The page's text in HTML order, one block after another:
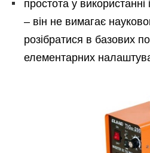
простота у використанні
– він не вимагає
розібратися в базових
елементарних